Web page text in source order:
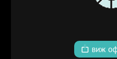
виж